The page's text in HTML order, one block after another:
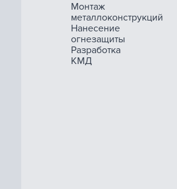
Монтаж
металлоконструкций
Нанесение
огнезащиты
Разработка
КМД